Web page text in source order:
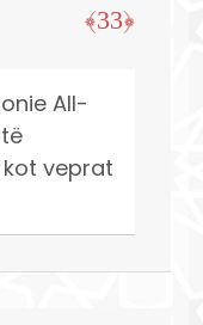
﴿33﴾
All-
veprat